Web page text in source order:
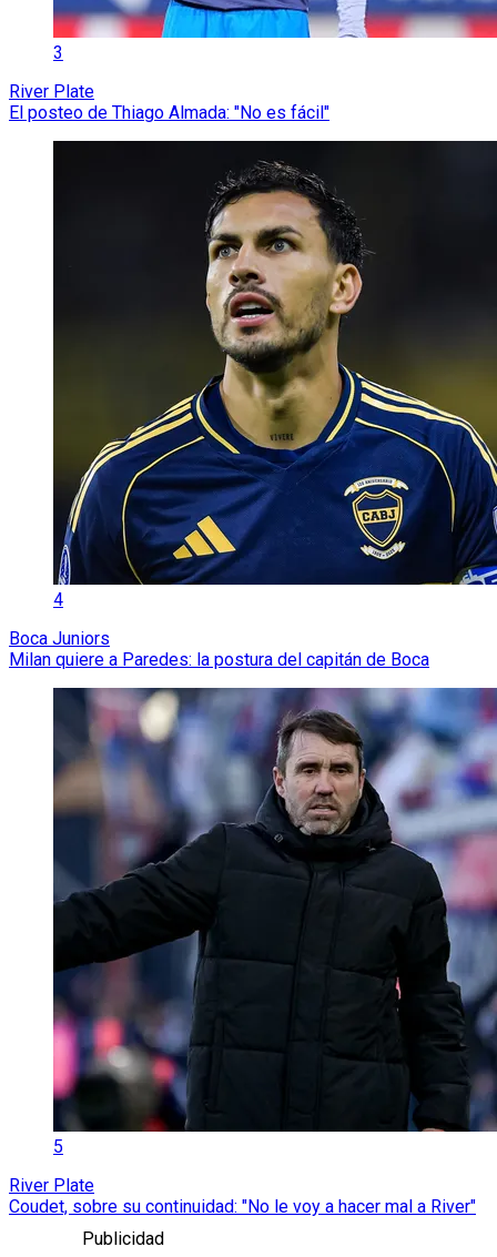
3
River Plate
El posteo de Thiago Almada: "No es fácil"
4
Boca Juniors
Milan quiere a Paredes: la postura del capitán de Boca
5
River Plate
Coudet, sobre su continuidad: "No le voy a hacer mal a River"
Publicidad